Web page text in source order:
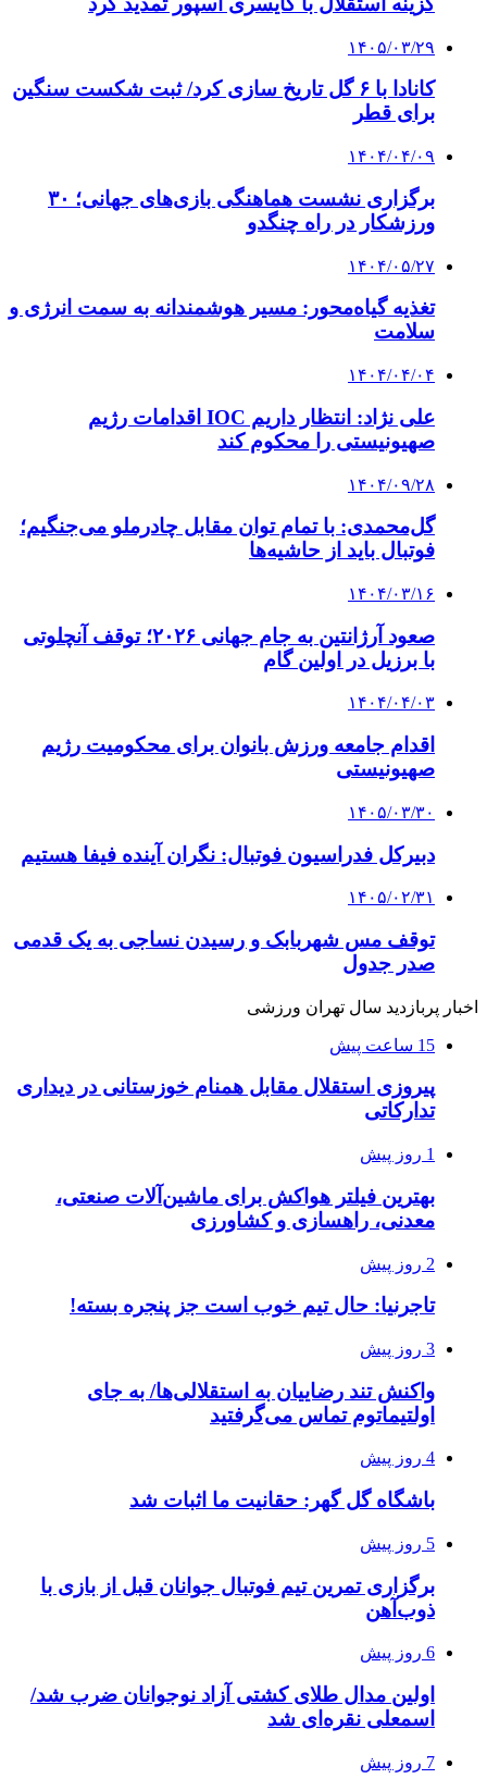
۱۴۰۵/۰۳/۲۹
کانادا با ۶ گل تاریخ سازی کرد/ ثبت شکست سنگین
برای قطر
۱۴۰۴/۰۴/۰۹
برگزاری نشست هماهنگی بازی‌های جهانی؛ ۳۰
ورزشکار در راه چنگدو
۱۴۰۴/۰۵/۲۷
تغذیه گیاه‌محور: مسیر هوشمندانه به سمت انرژی و
سلامت
۱۴۰۴/۰۴/۰۴
علی نژاد: انتظار داریم IOC اقدامات رژیم
صهیونیستی را محکوم کند
۱۴۰۴/۰۹/۲۸
گل‌محمدی: با تمام توان مقابل چادرملو می‌جنگیم؛
فوتبال باید از حاشیه‌ها
۱۴۰۴/۰۳/۱۶
صعود آرژانتین به جام جهانی ۲۰۲۶؛ توقف آنچلوتی
با برزیل در اولین گام
۱۴۰۴/۰۴/۰۳
اقدام جامعه ورزش بانوان برای محکومیت رژیم
صهیونیستی
۱۴۰۵/۰۳/۳۰
دبیرکل فدراسیون فوتبال: نگران آینده فیفا هستیم
۱۴۰۵/۰۲/۳۱
توقف مس شهربابک و رسیدن نساجی به یک قدمی
صدر جدول
اخبار پربازدید سال تهران ورزشی
15 ساعت پیش
پیروزی استقلال مقابل همنام خوزستانی در دیداری
تدارکاتی
1 روز پیش
بهترین فیلتر هواکش برای ماشین‌آلات صنعتی،
معدنی، راهسازی و کشاورزی
2 روز پیش
تاجرنیا: حال تیم خوب است جز پنجره بسته!
3 روز پیش
واکنش تند رضاییان به استقلالی‌ها/ به جای
اولتیماتوم تماس می‌گرفتید
4 روز پیش
باشگاه گل گهر: حقانیت ما اثبات شد
5 روز پیش
برگزاری تمرین تیم فوتبال جوانان قبل از بازی با
ذوب‌آهن
6 روز پیش
اولین مدال طلای کشتی آزاد نوجوانان ضرب شد/
اسمعلی نقره‌ای شد
7 روز پیش